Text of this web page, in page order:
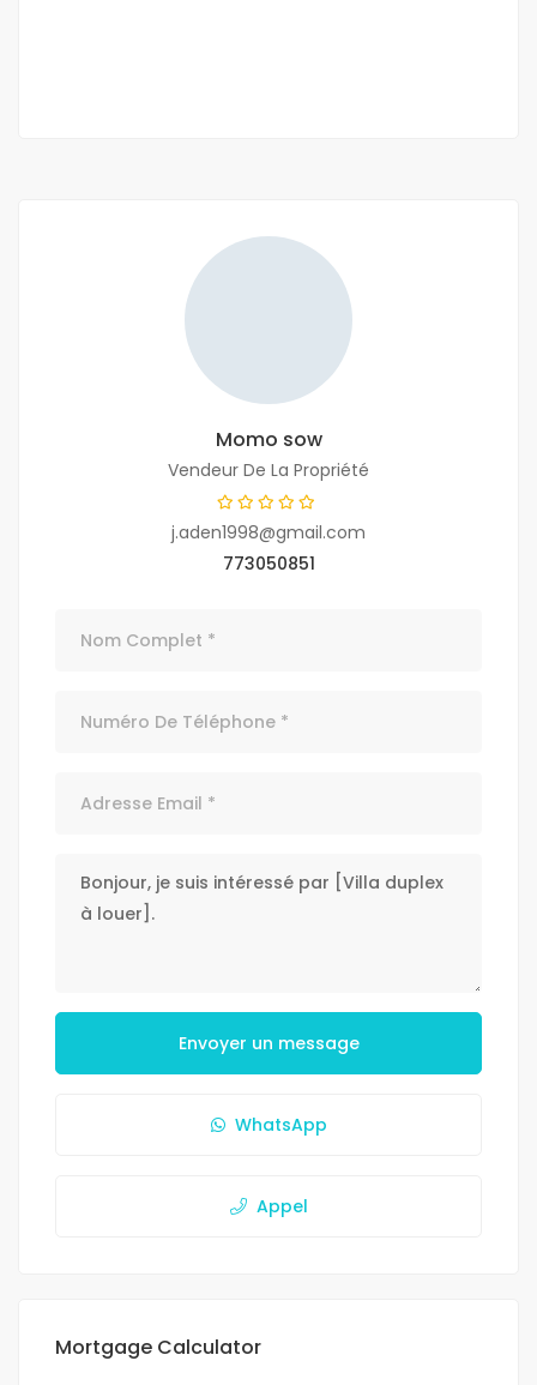
Momo sow
Vendeur De La Propriété
j.aden1998@gmail.com
773050851
Envoyer un message
WhatsApp
Appel
Mortgage Calculator